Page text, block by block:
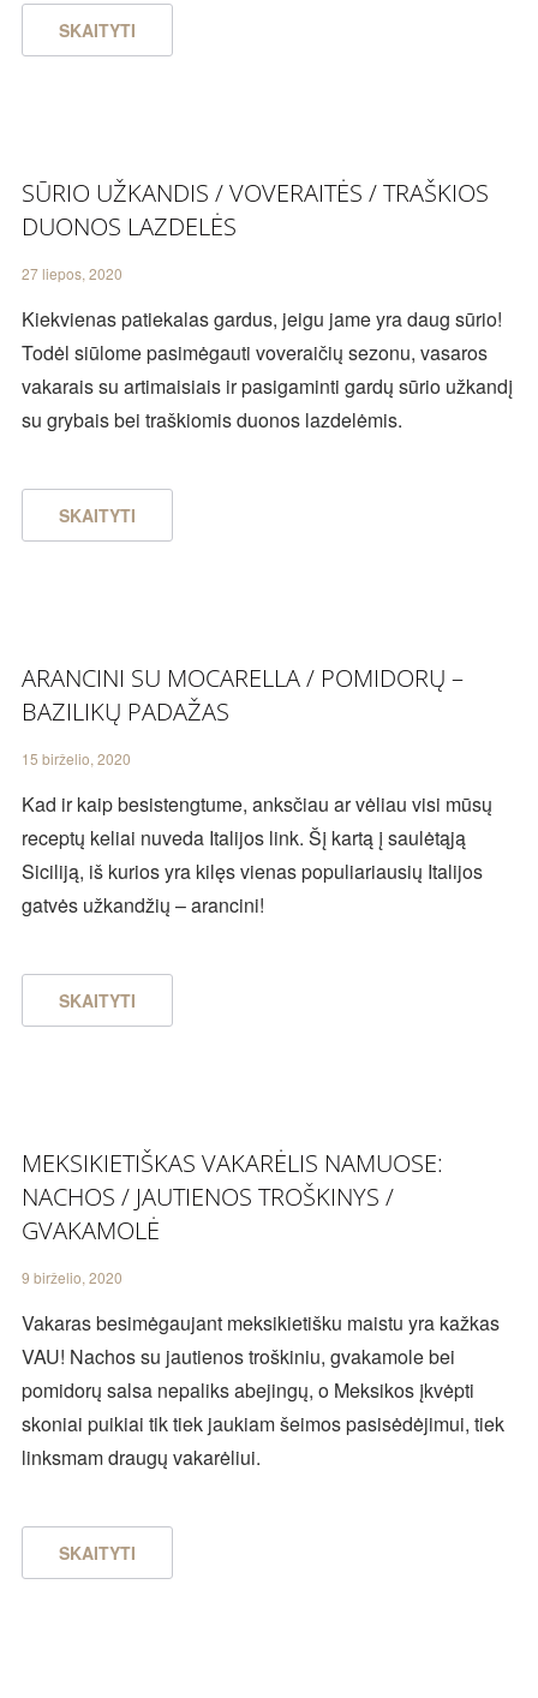
SKAITYTI
SŪRIO UŽKANDIS / VOVERAITĖS / TRAŠKIOS
DUONOS LAZDELĖS
27 liepos, 2020
Kiekvienas patiekalas gardus, jeigu jame yra daug sūrio!
Todėl siūlome pasimėgauti voveraičių sezonu, vasaros
vakarais su artimaisiais ir pasigaminti gardų sūrio užkandį
su grybais bei traškiomis duonos lazdelėmis.
SKAITYTI
ARANCINI SU MOCARELLA / POMIDORŲ –
BAZILIKŲ PADAŽAS
15 birželio, 2020
Kad ir kaip besistengtume, anksčiau ar vėliau visi mūsų
receptų keliai nuveda Italijos link. Šį kartą į saulėtąją
Siciliją, iš kurios yra kilęs vienas populiariausių Italijos
gatvės užkandžių – arancini!
SKAITYTI
MEKSIKIETIŠKAS VAKARĖLIS NAMUOSE:
NACHOS / JAUTIENOS TROŠKINYS /
GVAKAMOLĖ
9 birželio, 2020
Vakaras besimėgaujant meksikietišku maistu yra kažkas
VAU! Nachos su jautienos troškiniu, gvakamole bei
pomidorų salsa nepaliks abejingų, o Meksikos įkvėpti
skoniai puikiai tik tiek jaukiam šeimos pasisėdėjimui, tiek
linksmam draugų vakarėliui.
SKAITYTI